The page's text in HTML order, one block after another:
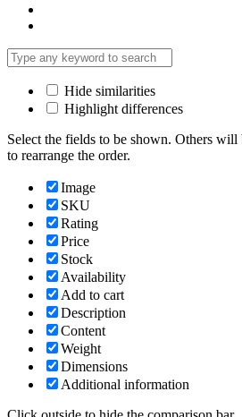
Hide similarities
Highlight differences
Select the fields to be shown. Others
to rearrange the order.
Image
SKU
Rating
Price
Stock
Availability
Add to cart
Description
Content
Weight
Dimensions
Additional information